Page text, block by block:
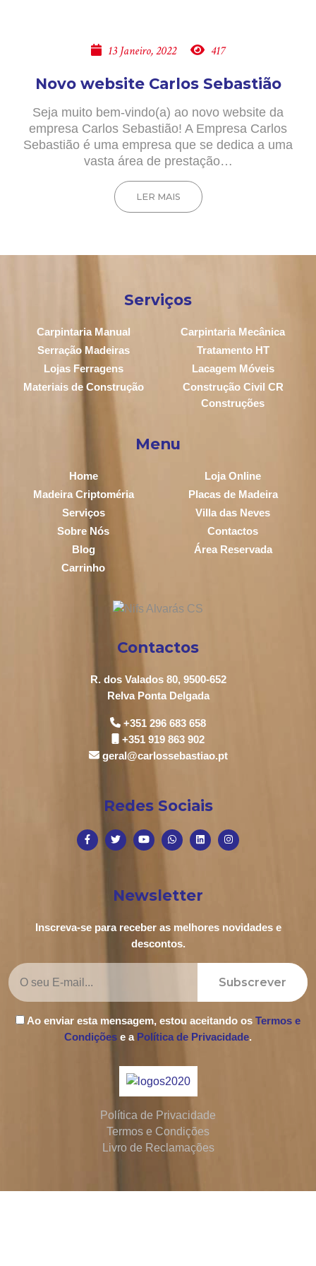
13 Janeiro, 2022 417
Novo website Carlos Sebastião
Seja muito bem-vindo(a) ao novo website da
empresa Carlos Sebastião! A Empresa Carlos
Sebastião é uma empresa que se dedica a uma
vasta área de prestação…
LER MAIS
Serviços
Carpintaria Manual
Carpintaria Mecânica
Serração Madeiras
Tratamento HT
Lojas Ferragens
Lacagem Móveis
Materiais de Construção
Construção Civil CR
Construções
Menu
Home
Loja Online
Madeira Criptoméria
Placas de Madeira
Serviços
Villa das Neves
Sobre Nós
Contactos
Blog
Área Reservada
Carrinho
Contactos
R. dos Valados 80, 9500-652
Relva Ponta Delgada
+351 296 683 658
+351 919 863 902
geral@carlossebastiao.pt
Redes Sociais
Newsletter
Inscreva-se para receber as melhores novidades e
descontos.
Subscrever
Ao enviar esta mensagem, estou aceitando os Termos e
Condições e a Política de Privacidade.
Política de Privacidade
Termos e Condições
Livro de Reclamações